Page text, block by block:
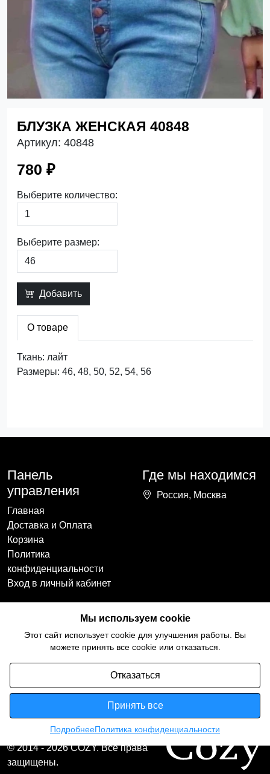
БЛУЗКА ЖЕНСКАЯ 40848
Артикул: 40848
780 ₽
Выберите количество:
Выберите размер:
Добавить
О товаре
Ткань: лайт
Размеры: 46, 48, 50, 52, 54, 56
Панель
управления
Главная
Доставка и Оплата
Корзина
Политика
конфиденциальности
Вход в личный кабинет
Где мы находимся
Россия, Москва
ccozy@yandex.ru
сетях
© 2014 - 2026 COZY. Все права
защищены.
Мы используем cookie
Этот сайт использует cookie для улучшения работы. Вы
можете принять все cookie или отказаться.
Отказаться
Принять все
ПодробнееПолитика конфиденциальности